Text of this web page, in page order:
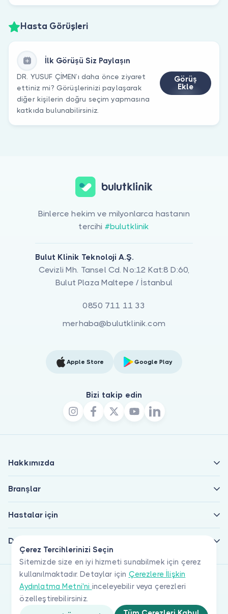
Hasta Görüşleri
İlk Görüşü Siz Paylaşın
DR. YUSUF ÇİMEN’ı daha önce ziyaret
ettiniz mi? Görüşlerinizi paylaşarak
diğer kişilerin doğru seçim yapmasına
katkıda bulunabilirsiniz.
Görüş
Ekle
Çerez Tercihlerinizi Seçin
Sitemizde size en iyi hizmeti sunabilmek için çerez
kullanılmaktadır. Detaylar için Çerezlere İlişkin
Aydınlatma Metni'ni inceleyebilir veya çerezleri
özelleştirebilirsiniz.
Binlerce hekim ve milyonlarca hastanın
tercihi #bulutklinik
Bulut Klinik Teknoloji A.Ş.
Cevizli Mh. Tansel Cd. No:12 Kat:8 D:60,
Bulut Plaza Maltepe / İstanbul
0850 711 11 33
merhaba@bulutklinik.com
Apple Store Google Play
Bizi takip edin
Hakkımızda
Branşlar
Hastalar için
Doktorlar için